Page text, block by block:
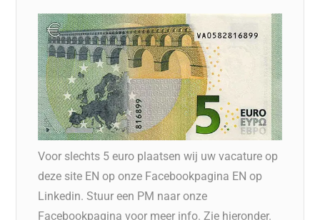
Voor slechts 5 euro plaatsen wij uw vacature op
deze site EN op onze Facebookpagina EN op
Linkedin. Stuur een PM naar onze
Facebookpagina voor meer info. Zie hieronder.